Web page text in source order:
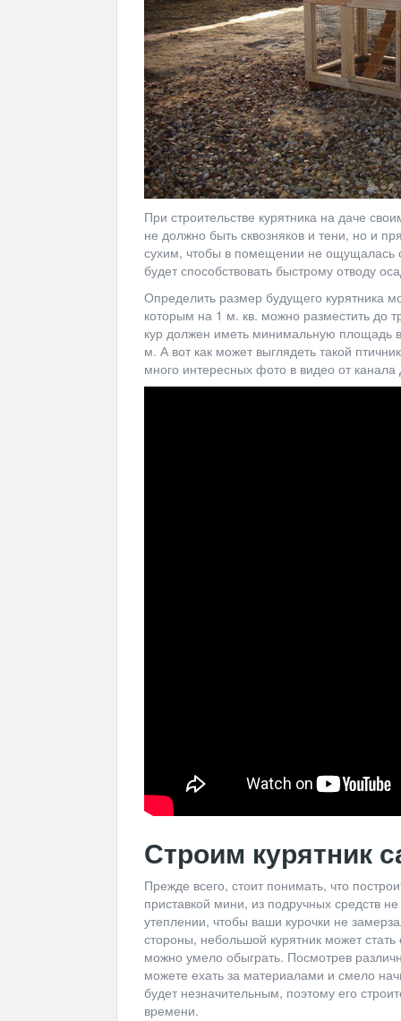
При строительстве курятника на даче
не должно быть сквозняков и тени, но и
сухим, чтобы в помещении не ощущалась
будет способствовать быстрому отводу
Определить размер будущего курятника
которым на 1 м. кв. можно разместить до
кур должен иметь минимальную площадь
м. А вот как может выглядеть такой
много интересных фото в видео от
Строим курятник
Прежде всего, стоит понимать, что
приставкой мини, из подручных средств
утеплении, чтобы ваши курочки не
стороны, небольшой курятник может
можно умело обыграть. Посмотрев
можете ехать за материалами и смело
будет незначительным, поэтому его
времени.